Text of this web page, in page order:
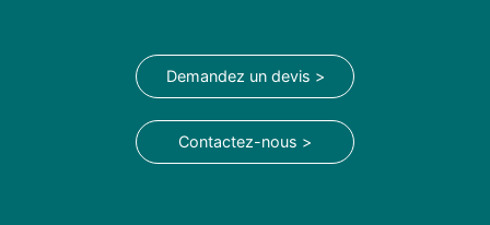
Demandez un devis >
Contactez-nous >